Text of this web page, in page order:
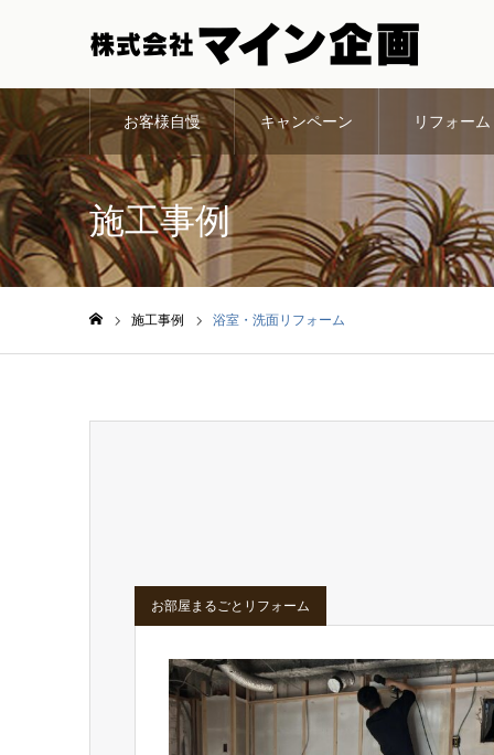
お客様自慢 キャンペーン リフォーム
施工事例
施工事例 浴室・洗面リフォーム
お部屋まるごとリフォーム